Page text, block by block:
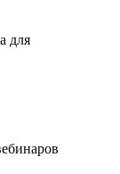
для